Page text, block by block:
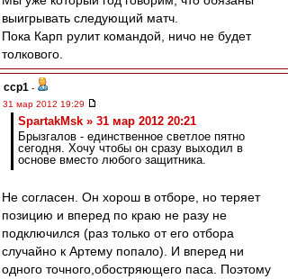
выигрывать следующий матч.
Пока Карп рулит командой, ничо не будет
толкового.
ccp1 -
31 мар 2012 19:29
SpartakMsk » 31 мар 2012 20:21
Брызгалов - единственное светлое пятно
сегодня. Хочу чтобы он сразу выходил в
основе вместо любого защитника.
Не согласен. Он хорош в отборе, но теряет
позицию и вперед по краю не разу не
подключился (раз только от его отбора
случайно к Артему попало). И вперед ни
одного точного,обостряющего паса. Поэтому